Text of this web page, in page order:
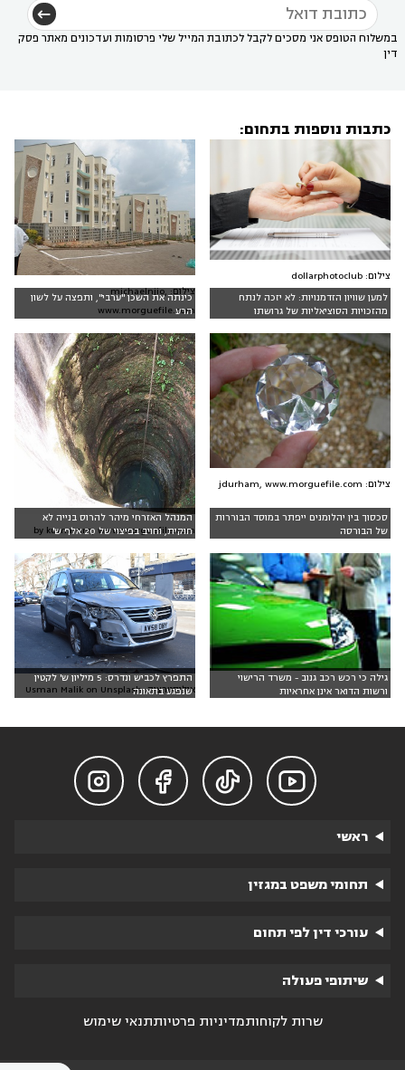
במשלוח הטופס אני מסכים לקבל לכתובת המייל שלי פרסומות ועדכונים מאתר פסק
דין
כתבות נוספות בתחום:
למען שוויון הזדמנויות: לא יזכה לנתח
מהזכויות הסוציאליות של גרושתו
צילום: dollarphotoclub
כינתה את השכן "ערבי", ותפצה על לשון
הרע
צילום: michaelnjio,
www.morguefile.com
סכסוך בין יהלומנים ייפתר במוסד הבוררות
של הבורסה
צילום: jdurham, www.morguefile.com
המנהל האזרחי מיהר להרוס בנייה לא
חוקית, וחויב בפיצוי של 20 אלף ש'
by kumarnm, www.morguefile.com
גילה כי רכש רכב גנוב - משרד הרישוי
ורשות הדואר אינן אחראיות
התפרץ לכביש ונדרס: 5 מיליון ש' לקטין
שנפגע בתאונה
אילוסטרציה: Usman Malik on Unsplash




ראשי
תחומי משפט במגזין
עורכי דין לפי תחום
שיתופי פעולה
שרות לקוחותמדיניות פרטיותתנאי שימוש